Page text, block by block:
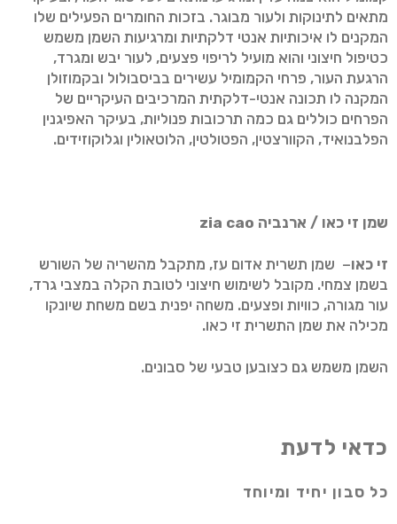
מתאים לתינוקות ולעור מבוגר. בזכות החומרים הפעילים שלו
המקנים לו איכותיות אנטי דלקתיות ומרגיעות השמן משמש
כטיפול חיצוני והוא מועיל לריפוי פצעים, לעור יבש ומגרד,
הרגעת העור, פרחי הקמומיל עשירים בביסבולול ובקמוזולן
המקנה לו תכונה אנטי-דלקתית המרכיבים העיקריים של
הפרחים כוללים גם כמה תרכובות פנוליות, בעיקר האפיגנין
הפלבנואיד, הקוורצטין, הפטולטין, הלוטאולין וגלוקוזידים.
שמן זי כאו / ארנביה zia cao
זי כאו​– שמן תשרית אדום עז, מתקבל מהשריה של השורש
בשמן צמחי. מקובל לשימוש חיצוני לטובת הקלה במצבי גרד,
עור מגורה, כוויות ופצעים. משחה יפנית בשם משחת שיונקו
מכילה את שמן התשרית זי כאו.
השמן משמש גם כצובען טבעי של סבונים.
כדאי לדעת
כל סבון יחיד ומיוחד